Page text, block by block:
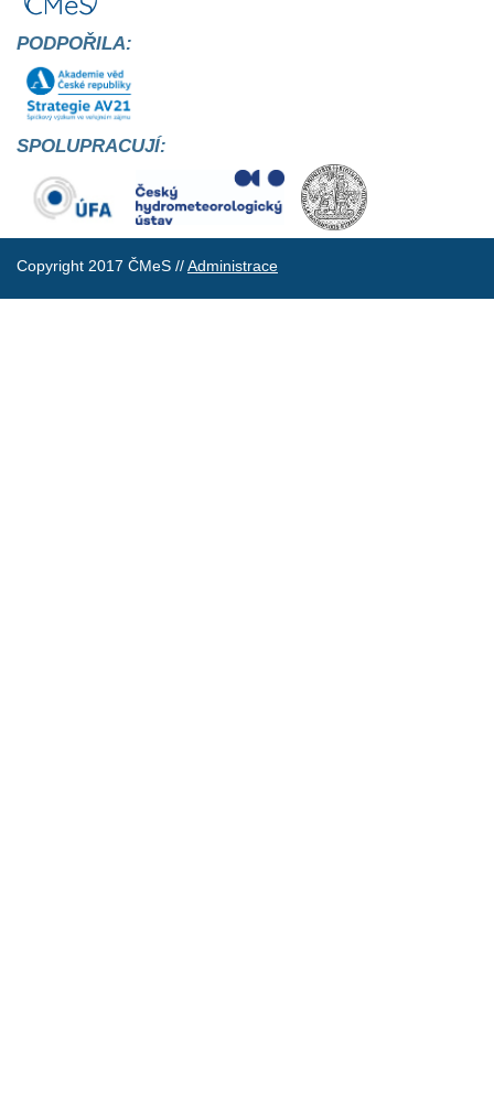
PODPOŘILA:
SPOLUPRACUJÍ:
Copyright 2017 ČMeS //Administrace